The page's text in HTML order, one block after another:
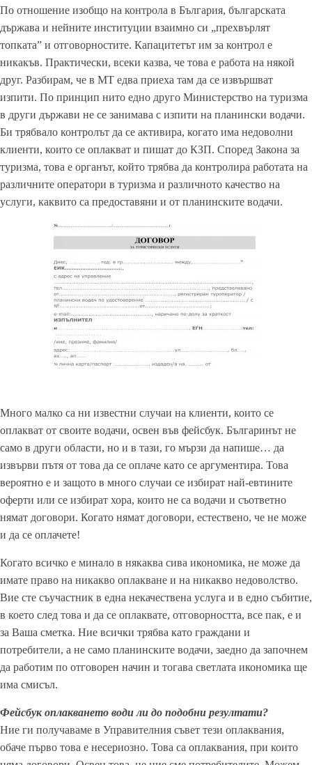
По отношение изобщо на контрола в България, българската
държава и нейните институции взаимно си „прехвърлят
топката” и отговорностите. Капацитетът им за контрол е
никакъв. Практически, всеки казва, че това е работа на някой
друг. Разбирам, че в МТ едва приеха там да се извършват
изпити. По принцип нито едно друго Министерство на туризма
в други държави не се занимава с изпити на планински водачи.
Би трябвало контролът да се активира, когато има недоволни
клиенти, които се оплакват и пишат до КЗП. Според Закона за
туризма, това е органът, който трябва да контролира работата на
различните оператори в туризма и различното качество на
услуги, каквито са предоставяни и от планинските водачи.
Много малко са ни известни случаи на клиенти, които се
оплакват от своите водачи, освен във фейсбук. Българинът не
само в други области, но и в тази, го мързи да напише… да
извърви пътя от това да се оплаче като се аргументира. Това
вероятно е и защото в много случаи се избират най-евтините
оферти или се избират хора, които не са водачи и съответно
нямат договори. Когато нямат договори, естествено, че не може
и да се оплачете!
Когато всичко е минало в някаква сива икономика, не може да
имате право на никакво оплакване и на никакво недоволство.
Вие сте съучастник в една некачествена услуга и в едно събитие,
в което след това и да се оплаквате, отговорността, все пак, е и
за Ваша сметка. Ние всички трябва като граждани и
потребители, а не само планинските водачи, заедно да започнем
да работим по отговорен начин и тогава светлата икономика ще
има смисъл.
Фейсбук оплакването води ли до подобни резултати?
Ние ги получаваме в Управителния съвет тези оплаквания,
обаче първо това е несериозно. Това са оплаквания, при които